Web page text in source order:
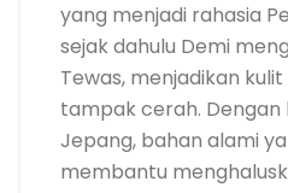
yang menjadi rahasia
sejak dahulu Demi
Tewas, menjadikan
tampak cerah. Dengan
Jepang, bahan alami
membantu